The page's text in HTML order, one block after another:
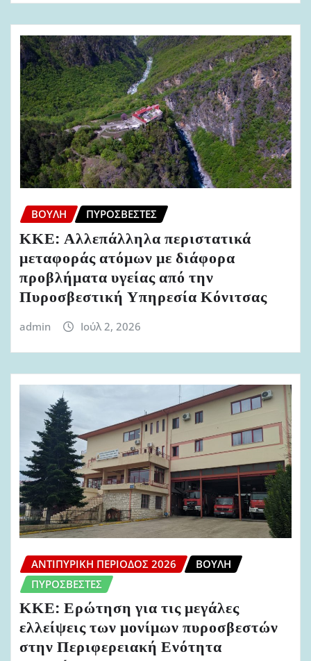
ΒΟΥΛΉ ΠΥΡΟΣΒΈΣΤΕΣ
ΚΚΕ: Αλλεπάλληλα περιστατικά
μεταφοράς ατόμων με διάφορα
προβλήματα υγείας από την
Πυροσβεστική Υπηρεσία Κόνιτσας
admin Ιούλ 2, 2026
ΑΝΤΙΠΥΡΙΚΉ ΠΕΡΊΟΔΟΣ 2026
ΒΟΥΛΉ
ΠΥΡΟΣΒΈΣΤΕΣ
ΚΚΕ: Ερώτηση για τις μεγάλες
ελλείψεις των μονίμων πυροσβεστών
στην Περιφερειακή Ενότητα